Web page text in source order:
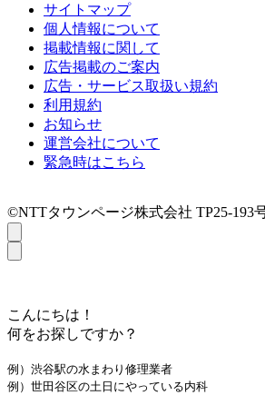
サイトマップ
個人情報について
掲載情報に関して
広告掲載のご案内
広告・サービス取扱い規約
利用規約
お知らせ
運営会社について
緊急時はこちら
©NTTタウンページ株式会社 TP25-193号
こんにちは！
何をお探しですか？
例）渋谷駅の水まわり修理業者
例）世田谷区の土日にやっている内科